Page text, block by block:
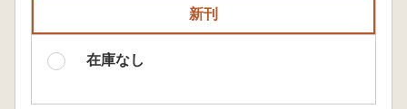
新刊
在庫なし